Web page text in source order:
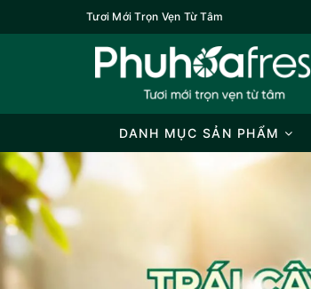
Tươi Mới Trọn Vẹn Từ Tâm
DANH MỤC SẢN PHẨM